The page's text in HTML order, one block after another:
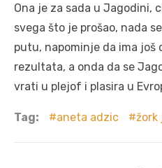
Ona je za sada u Jagodini,
svega što je prošao, nada
putu, napominje da ima još
rezultata, a onda da se
vrati u plejof i plasira u
Tag: aneta adzic žork